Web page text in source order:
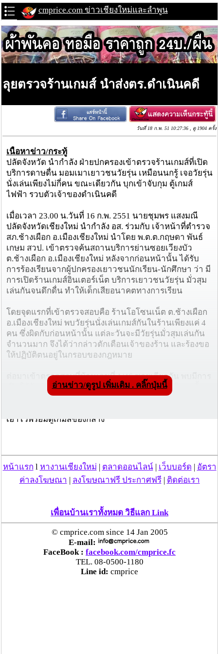
cmprice.com ข่าวเชียงใหม่และลำพูน
ลุยตรวจร้านเกมส์ นำส่งตร.ดำเนินคดี
วันที่ 18 ก.พ. 51 10:27:36 , ดู 1904 ครั้ง
เนื้อหาข่าว/กระทู้
ปลัดจังหวัด นำกำลัง ฝ่ายปกครองเข้าตรวจร้านเกมส์ที่เปิด
บริการดาษดื่น มอมเมาเยาวชนวัยรุ่น เหมือนนกรู้ เจอวัยรุ่น
นั่งเล่นเพียงไม่กี่คน ขณะเดียวกัน บุกเข้าจับกุม ตู้เกมส์
ไฟฟ้า รวบตัวเจ้าของดำเนินคดี
เมื่อเวลา 23.00 น.วันที่ 16 ก.พ. 2551 นายชุมพร แสงมณี
ปลัดจังหวัดเชียงใหม่ นำกำลัง อส. ร่วมกับ เจ้าหน้าที่ตำรวจ
สภ.ช้างเผือก อ.เมืองเชียงใหม่ นำโดย พ.ต.ต.กฤษดา พันธ์
เกษม สวป. เข้าตรวจค้นสถานบริการย่านซอยเวียงบัว
ต.ช้างเผือก อ.เมืองเชียงใหม่ หลังจากก่อนหน้านั้น ได้รับ
การร้องเรียนจากผู้ปกครองเยาวชนนักเรียน-นักศึกษา ว่า มี
การเปิดร้านเกมส์อินเตอร์เน็ต บริการเยาวชนวัยรุ่น มั่วสุม
เล่นกันจนดึกดื่น ทำให้เด็กเสียอนาคตทางการเรียน
โดยจุดแรกที่เข้าตรวจสอบคือ ร้านโอโซนเน็ต ต.ช้างเผือก
อ.เมืองเชียงใหม่ พบวัยรุ่นนั่งเล่นเกมส์กันในร้านเพียงแค่ 4
คน ซึ่งผิดกับก่อนหน้านั้น แต่ละวันจะมีวัยรุ่นมั่วสุมเล่นกัน
จำนวนมาก จึงได้ว่ากล่าวตักเตือนเจ้าของร้าน และร้องขอ
ให้ปฏิบัติตนอยู่ในกรอบของกฎหมาย
ต่อมาเข้าตรวจสอบที่บ้านเลขที่ 1/46 ซอยเดียวกัน พบมีการ
เปิดให้วัยรุ่นมั่วสุมเล่นตู้เกมส์ดีดลูกแก้ว โดยมีตู้บริการตั้ง
เอาไว้รวม 3 ตู้ จึงขอตรวจสอบใบอนุญาตจาก นายอนันต์
เอาไว้พร้อมตู้เกมส์ของกลาง
มั่วสุมเล่นกันจำนวนมาก และพอเห็นเจ้าหน้าที่พากันแตก
ตื่นวิ่งหนีเอาตัวรอด เจ้าหน้าที่จึงตรวจยึดเพียงตู้เกมส์เอาไว้
ทั้ง 3 ตู้ พร้อมนำผู้ต้องหาและของกลางมอบให้ พ.ต.ต.พุฒิ
ที่มา :
อ่านข่าว/ดูรูป เพิ่มเติม . คลิ๊กปุ่มนี้
หน้าแรก l หางานเชียงใหม่ | ตลาดออนไลน์| เว็บบอร์ด | อัตรา
ค่าลงโฆษณา | ลงโฆษณาฟรี ประกาศฟรี| ติดต่อเรา
เพื่อนบ้านเราทั้งหมด วิธีแลก Link
© cmprice.com since 14 Jan 2005
E-mail:
FaceBook : facebook.com/cmprice.fc
TEL. 08-0500-1180
Line id: cmprice